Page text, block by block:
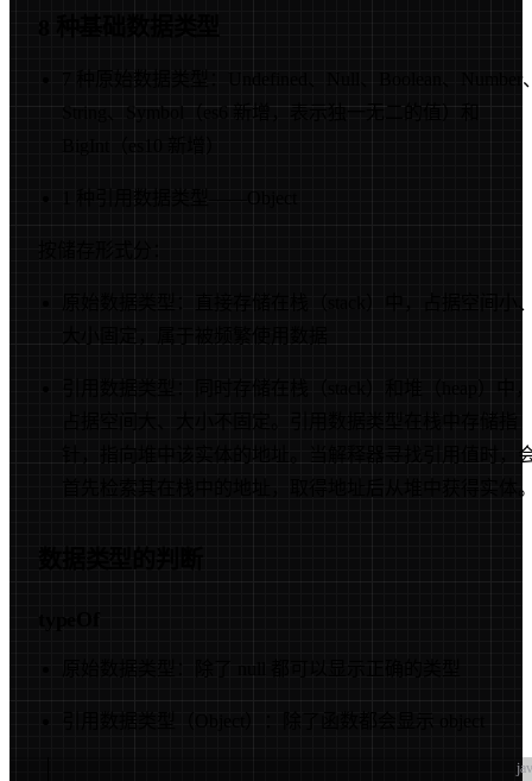
8 种基础数据类型
7 种原始数据类型：Undefined、Null、Boolean、Number
String、Symbol（es6 新增，表示独一无二的值）和
BigInt（es10 新增）
1 种引用数据类型——Object
原始数据类型：直接存储在栈（stack）中，占据空间小
大小固定，属于被频繁使用数据
引用数据类型：同时存储在栈（stack）和堆（heap）中
占据空间大、大小不固定。引用数据类型在栈中存储指
针，指向堆中该实体的地址。当解释器寻找引用值时，
首先检索其在栈中的地址，取得地址后从堆中获得实体
原始数据类型：除了 null 都可以显示正确的类型
引用数据类型（Object）：除了函数都会显示 object